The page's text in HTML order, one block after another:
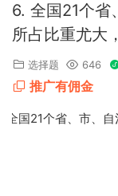
6. 全国21个省
所占比重尤大
选择题 646
推广有佣金
全国21个省、市、